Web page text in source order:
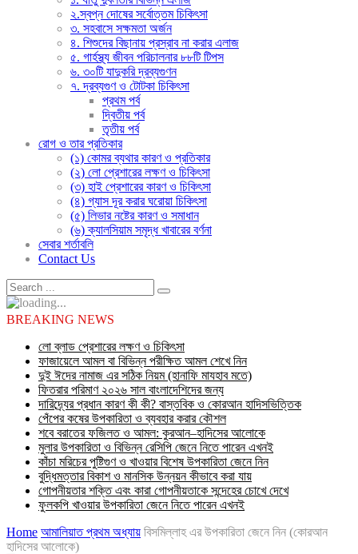
২.স্বপ্ন দোষের সর্বোত্তম চিকিৎসা
৩. সহবাসে সক্ষমতা অর্জন
৪. শিশুদের বিছানায় প্রস্রাব না করার এলাজ
৫. গার্হস্থ্য জীবন পরিচালনার ৮৮টি টিপস
৬. ৩০টি যাদুকরি দ্রব্যগুণন
৭. দ্রব্যগুণ ও টোটকা চিকিৎসা
প্রথম পর্ব
দ্বিতীয় পর্ব
তৃতীয় পর্ব
রোগ ও তার প্রতিকার
(১) কোমর ব্যথার কারণ ও প্রতিকার
(২) লো প্রেশারের লক্ষণ ও চিকিৎসা
(৩) হাই প্রেশারের কারণ ও চিকিৎসা
(৪) গ্যাস দূর করার ঘরোয়া চিকিৎসা
(৫) লিভার নষ্টের কারণ ও সমাধান
(৬) ক্যালসিয়াম সমৃদ্ধ খাবারের বর্ণনা
সেবার শর্তাবলি
Contact Us
BREAKING NEWS
লো ব্লাড প্রেশারের লক্ষণ ও চিকিৎসা
ফাজায়েলে আমল বা বিভিন্ন পরীক্ষিত আমল শেখে নিন
দুই ঈদের নামাজ এর সঠিক নিয়ম (হানাফি মাযহাব মতে)
ফিতরার পরিমাণ ২০২৬ সাল বাংলাদেশিদের জন্য
দারিদ্র্যের প্রধান কারণ কী কী? বাস্তবিক ও কোরআন হাদিসভিত্তিক
পেঁপের কষের উপকারিতা ও ব্যবহার করার কৌশল
শবে বরাতের ফজিলত ও আমল: কুরআন–হাদিসের আলোকে
মুলার উপকারিতা ও বিভিন্ন রেসিপি জেনে নিতে পারেন এখনই
কাঁচা মরিচের পুষ্টিগুণ ও খাওয়ার বিশেষ উপকারিতা জেনে নিন
বুদ্ধিমত্তার বিকাশ ও মানসিক উন্নয়ন কীভাবে করা যায়
গোপনীয়তার শক্তি এবং কারা গোপনীয়তাকে সন্দেহের চোখে দেখে
ফুলকপি খাওয়ার উপকারিতা জেনে নিতে পারেন এখনই
Home আমালিয়াত প্রথম অধ্যায় বিসমিল্লাহ এর উপকারিতা জেনে নিন (কোরআন
হাদিসের আলোকে)